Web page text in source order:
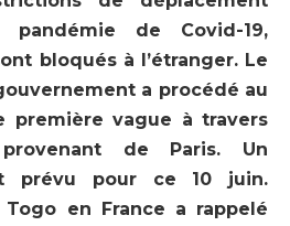
de Covid-19,
bloqués à l’étranger. Le
a procédé au
première vague à travers
de Paris. Un
prévu pour ce 10 juin.
Togo en France a rappelé